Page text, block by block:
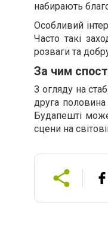
набирають
Особливий
Часто такі
розваги та
За чим
З огляду на
друга
Будапешті
сцени на